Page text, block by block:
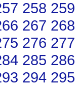
258 259
267 268
276 277
285 286
294 295